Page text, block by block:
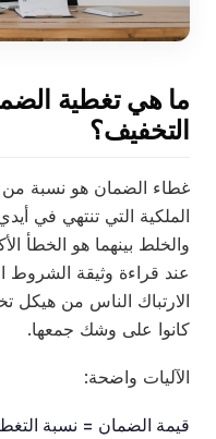
ما هي تغطية
التخفيف؟
غطاء الضمان هو نسبة من
الملكية التي تنتهي في
والخلط بينهما هو الخطأ
عند قراءة وثيقة الشروط
الارتباك الناس من هيكل
كانوا على وشك جمعها.
الآليات واضحة:
قيمة الضمان = نسبة